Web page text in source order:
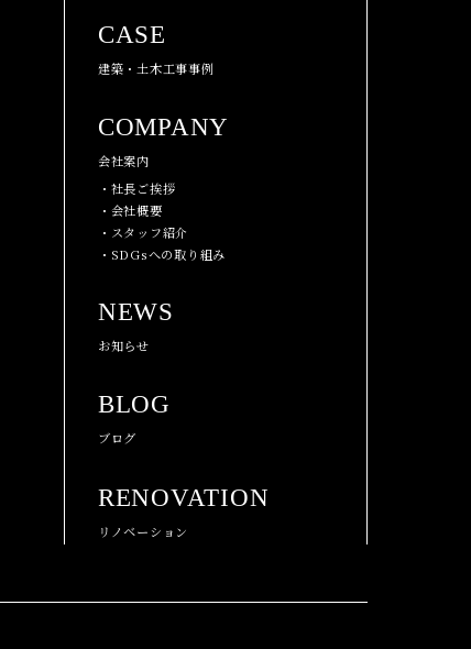
CASE
建築・土木工事事例
COMPANY
会社案内
・社長ご挨拶
・会社概要
・スタッフ紹介
・SDGsへの取り組み
NEWS
お知らせ
BLOG
ブログ
RENOVATION
リノベーション